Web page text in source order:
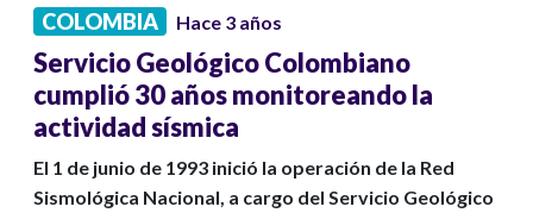
COLOMBIA Hace 3 años
Servicio Geológico Colombiano
cumplió 30 años monitoreando la
actividad sísmica
El 1 de junio de 1993 inició la operación de la Red
Sismológica Nacional, a cargo del Servicio Geológico